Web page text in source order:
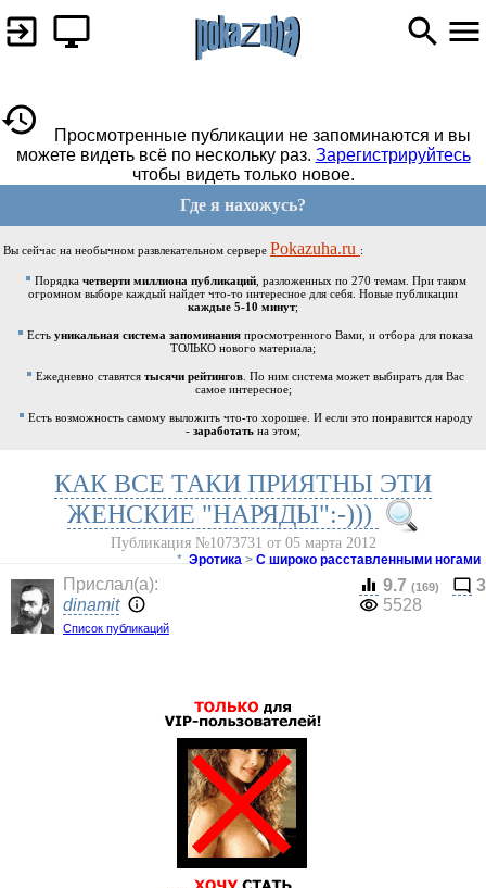
Просмотренные публикации не запоминаются и вы
можете видеть всё по нескольку раз. Зарегистрируйтесь
чтобы видеть только новое.
Где я нахожусь?
Вы сейчас на необычном развлекательном сервере Pokazuha.ru :
Порядка четверти миллиона публикаций, разложенных по 270 темам. При таком
огромном выборе каждый найдет что-то интересное для себя. Новые публикации
каждые 5-10 минут;
Есть уникальная система запоминания просмотренного Вами, и отбора для показа
ТОЛЬКО нового материала;
Ежедневно ставятся тысячи рейтингов . По ним система может выбирать для Вас
самое интересное;
Есть возможность самому выложить что-то хорошее. И если это понравится народу
- заработать на этом;
КАК ВСЕ ТАКИ ПРИЯТНЫ ЭТИ
ЖЕНСКИЕ "НАРЯДЫ":-)))
Публикация №1073731 от 05 марта 2012
* Эротика > С широко расставленными ногами
Прислал(a):
dinamit
Список публикаций
9.7 (169)
3
5528